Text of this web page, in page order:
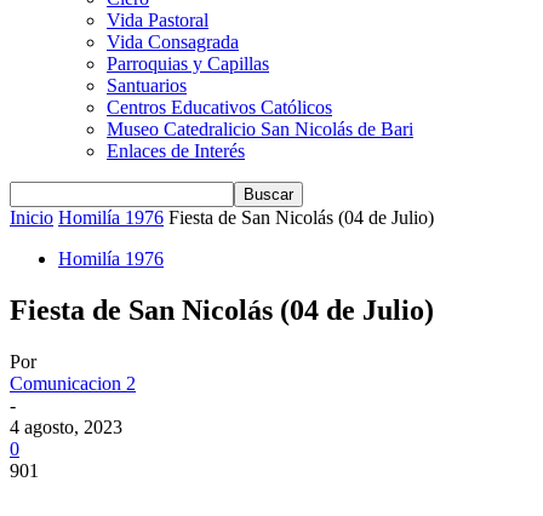
Vida Pastoral
Vida Consagrada
Parroquias y Capillas
Santuarios
Centros Educativos Católicos
Museo Catedralicio San Nicolás de Bari
Enlaces de Interés
Inicio Homilía 1976 Fiesta de San Nicolás (04 de Julio)
Homilía 1976
Fiesta de San Nicolás (04 de Julio)
Por
Comunicacion 2
-
4 agosto, 2023
0
901